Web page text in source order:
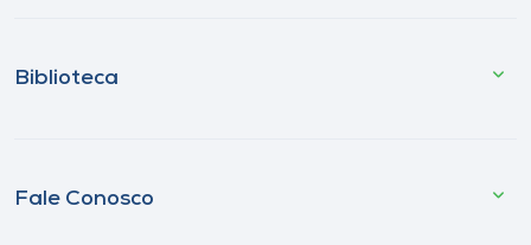
Biblioteca
Fale Conosco